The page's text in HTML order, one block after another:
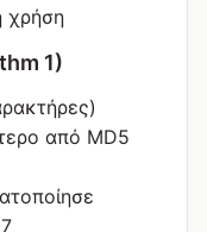
χρήση
1)
από MD5